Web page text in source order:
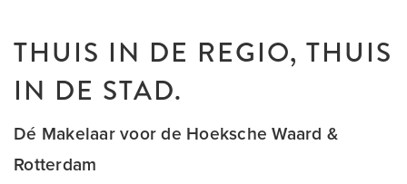
THUIS IN DE REGIO, THUIS
IN DE STAD.
Dé Makelaar voor de Hoeksche Waard &
Rotterdam